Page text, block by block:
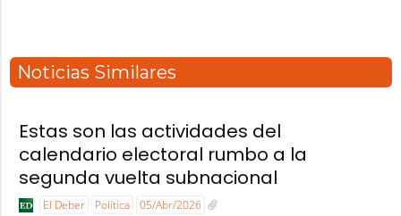
Noticias Similares
Estas son las actividades del
calendario electoral rumbo a la
segunda vuelta subnacional
El Deber Política 05/Abr/2026